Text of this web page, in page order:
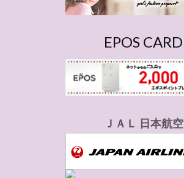
EPOS CARD
ＪＡＬ 日本航空